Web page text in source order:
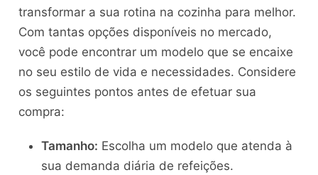
transformar a sua rotina na cozinha para melhor.
Com tantas opções disponíveis no mercado,
você pode encontrar um modelo que se encaixe
no seu estilo de vida e necessidades. Considere
os seguintes pontos antes de efetuar sua
compra:
Tamanho: Escolha um modelo que atenda à
sua demanda diária de refeições.